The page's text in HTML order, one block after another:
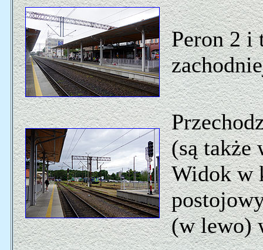
Peron 2 i
(są także
Widok w
(w lewo)